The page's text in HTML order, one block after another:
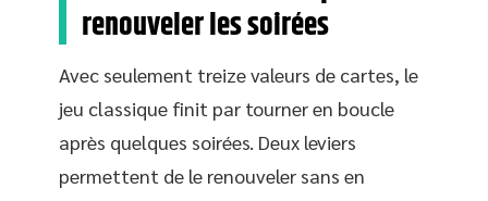
renouveler les soirées
Avec seulement treize valeurs de cartes, le
jeu classique finit par tourner en boucle
après quelques soirées. Deux leviers
permettent de le renouveler sans en